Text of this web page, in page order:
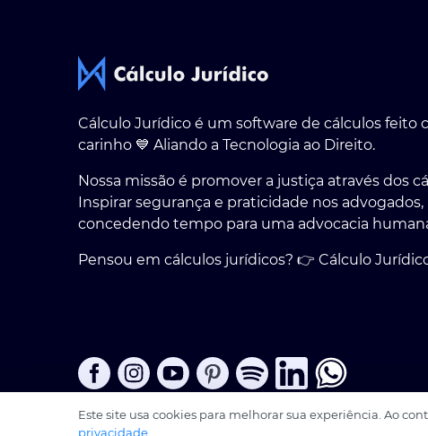
Cálculo Jurídico é um software de cálculos feito
carinho 💙 Aliando a Tecnologia ao Direito.
Nossa missão é promover a justiça através dos
Inspirar segurança e praticidade nos advogados,
concedendo tempo para uma advocacia
Pensou em cálculos jurídicos? 👉 Cálculo
© 2026CALCULO JURIDICO SOFTWARE LTDA ·
Este site usa cookies para melhorar sua experiência. Ao
privacidade